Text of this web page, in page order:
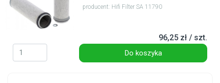
producent: Hifi Filter SA 11790
96,25 zł / szt.
Do koszyka